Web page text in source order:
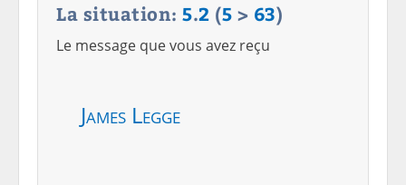
La situation: 5.2 (5 > 63)
Le message que vous avez reçu
James Legge